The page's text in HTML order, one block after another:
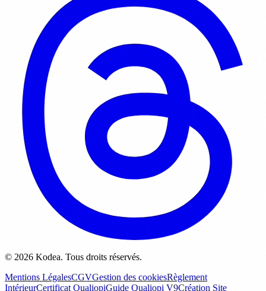
© 2026 Kodea. Tous droits réservés.
Mentions LégalesCGVGestion des cookiesRèglement
IntérieurCertificat QualiopiGuide Qualiopi V9Création Site